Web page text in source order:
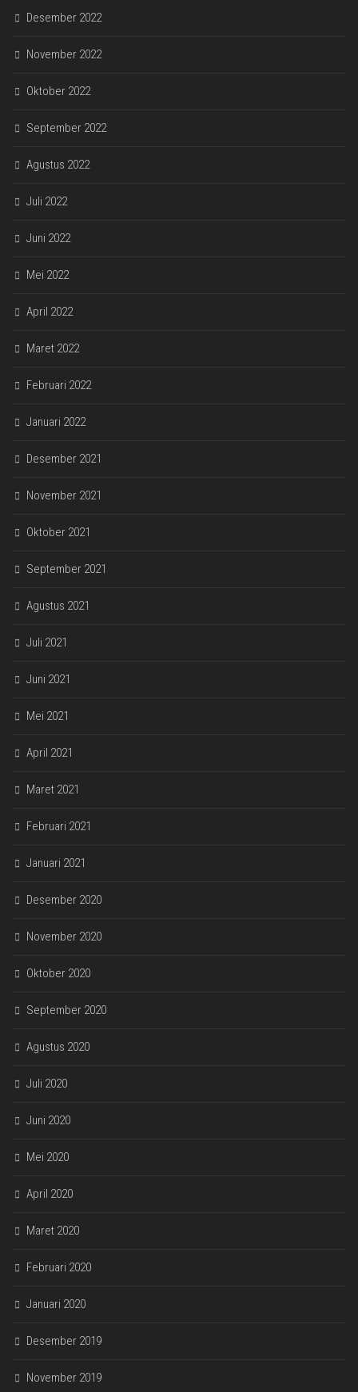
Desember 2022
November 2022
Oktober 2022
September 2022
Agustus 2022
Juli 2022
Juni 2022
Mei 2022
April 2022
Maret 2022
Februari 2022
Januari 2022
Desember 2021
November 2021
Oktober 2021
September 2021
Agustus 2021
Juli 2021
Juni 2021
Mei 2021
April 2021
Maret 2021
Februari 2021
Januari 2021
Desember 2020
November 2020
Oktober 2020
September 2020
Agustus 2020
Juli 2020
Juni 2020
Mei 2020
April 2020
Maret 2020
Februari 2020
Januari 2020
Desember 2019
November 2019